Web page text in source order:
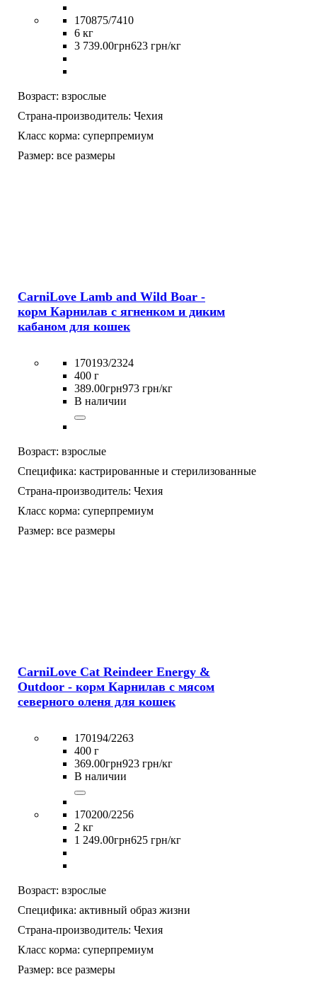
170875/7410
6 кг
3 739.00грн623 грн/кг
Возраст: взрослые
Страна-производитель: Чехия
Класс корма: суперпремиум
Размер: все размеры
CarniLove Lamb and Wild Boar -
корм Карнилав с ягненком и диким
кабаном для кошек
170193/2324
400 г
389.00грн973 грн/кг
В наличии
Возраст: взрослые
Специфика: кастрированные и стерилизованные
Страна-производитель: Чехия
Класс корма: суперпремиум
Размер: все размеры
CarniLove Cat Reindeer Energy &
Outdoor - корм Карнилав с мясом
северного оленя для кошек
170194/2263
400 г
369.00грн923 грн/кг
В наличии
170200/2256
2 кг
1 249.00грн625 грн/кг
Возраст: взрослые
Специфика: активный образ жизни
Страна-производитель: Чехия
Класс корма: суперпремиум
Размер: все размеры